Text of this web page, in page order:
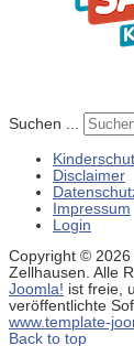
Suchen ...
Disclaimer
Impressum
Login
Copyright © 2026
Zellhausen. Alle
Joomla! ist freie,
veröffentlichte
www.template-
Back to top